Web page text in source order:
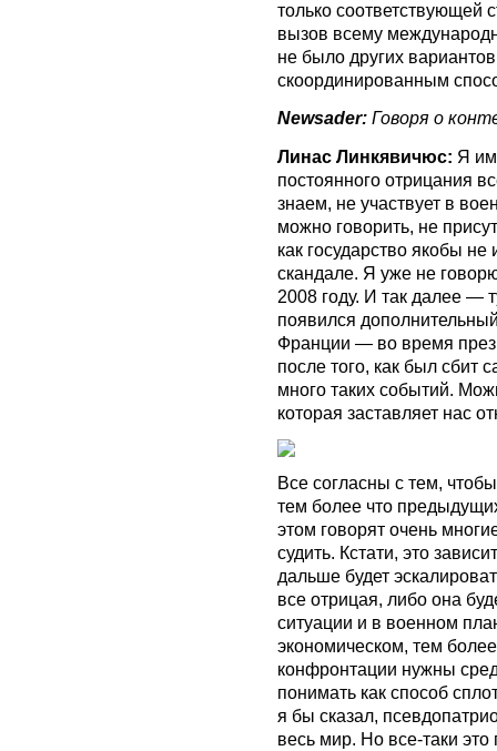
только
вызов всему
не было других
скоординированным
Newsader: Говоря о
Линас Линкявичюс: Я
постоянного отрицания
знаем, не участвует в
можно говорить, не
как государство якобы
скандале. Я уже не
2008 году. И так далее —
появился
Франции — во время
после того, как был сбит
много таких событий.
которая заставляет нас
Все согласны с тем,
тем более что
этом говорят очень
судить. Кстати, это
дальше будет
все отрицая, либо она
ситуации и в военном
экономическом, тем
конфронтации нужны
понимать как способ
я бы сказал,
весь мир. Но все-таки это